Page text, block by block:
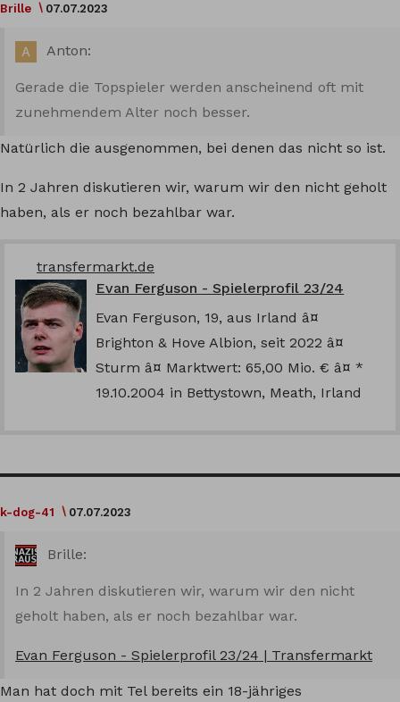
Brille 07.07.2023
Anton:
Gerade die Topspieler werden anscheinend oft mit
zunehmendem Alter noch besser.
Natürlich die ausgenommen, bei denen das nicht so ist.
In 2 Jahren diskutieren wir, warum wir den nicht geholt
haben, als er noch bezahlbar war.
transfermarkt.de
Evan Ferguson - Spielerprofil 23/24
Evan Ferguson, 19, aus Irland â¤
Brighton & Hove Albion, seit 2022 â¤
Sturm â¤ Marktwert: 65,00 Mio. € â¤ *
19.10.2004 in Bettystown, Meath, Irland
k-dog-41 07.07.2023
Brille:
In 2 Jahren diskutieren wir, warum wir den nicht
geholt haben, als er noch bezahlbar war.
Evan Ferguson - Spielerprofil 23/24 | Transfermarkt
Man hat doch mit Tel bereits ein 18-jähriges